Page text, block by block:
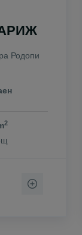
Родопи
2